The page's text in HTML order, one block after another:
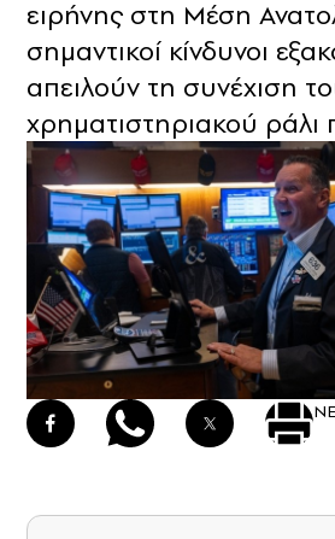
ειρήνης στη Μέση
σημαντικοί κίνδυνοι
απειλούν τη συνέχιση
χρηματιστηριακού ράλι